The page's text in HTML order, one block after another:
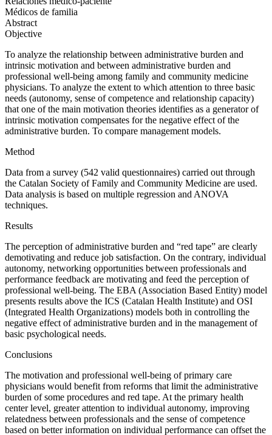
Médicos de familia
Abstract
Objective
To analyze the relationship between administrative burden and
intrinsic motivation and between administrative burden and
professional well-being among family and community medicine
physicians. To analyze the extent to which attention to three basic
needs (autonomy, sense of competence and relationship capacity)
that one of the main motivation theories identifies as a generator of
intrinsic motivation compensates for the negative effect of the
administrative burden. To compare management models.
Method
Data from a survey (542 valid questionnaires) carried out through
the Catalan Society of Family and Community Medicine are used.
Data analysis is based on multiple regression and ANOVA
techniques.
Results
The perception of administrative burden and “red tape” are clearly
demotivating and reduce job satisfaction. On the contrary, individual
autonomy, networking opportunities between professionals and
performance feedback are motivating and feed the perception of
professional well-being. The EBA (Association Based Entity) model
presents results above the ICS (Catalan Health Institute) and OSI
(Integrated Health Organizations) models both in controlling the
negative effect of administrative burden and in the management of
basic psychological needs.
Conclusions
The motivation and professional well-being of primary care
physicians would benefit from reforms that limit the administrative
burden of some procedures and red tape. At the primary health
center level, greater attention to individual autonomy, improving
relatedness between professionals and the sense of competence
based on better information on individual performance can offset the